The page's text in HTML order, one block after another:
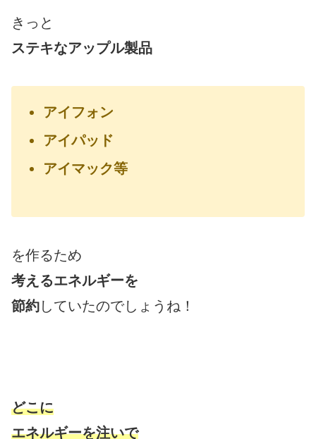
きっと
ステキなアップル製品
アイフォン
アイパッド
アイマック等
を作るため
考えるエネルギーを
節約していたのでしょうね！
どこに
エネルギーを注いで